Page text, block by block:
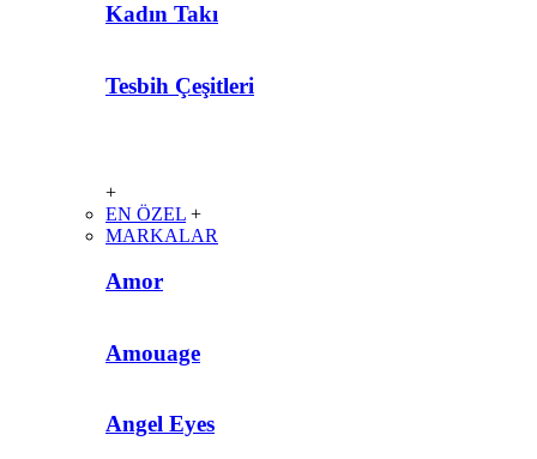
Kadın Takı
Tesbih Çeşitleri
+
EN ÖZEL +
MARKALAR
Amor
Amouage
Angel Eyes